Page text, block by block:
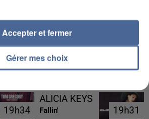
DIFFUSÉ
19h34
19h34
ALICIA KEYS
Fallin' 19h31
19h31
Gérer mes choix
Accepter et fermer